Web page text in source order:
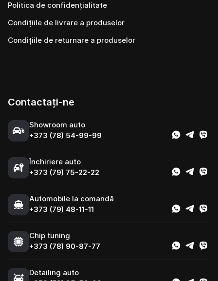
Politica de confidențialitate
Condițiile de livrare a produselor
Condițiile de returnare a produselor
Contactați-ne
Showroom auto
+373 (78) 54-99-99
Închiriere auto
+373 (79) 75-22-22
Automobile la comandă
+373 (79) 48-11-11
Chip tuning
+373 (78) 90-87-77
Detailing auto